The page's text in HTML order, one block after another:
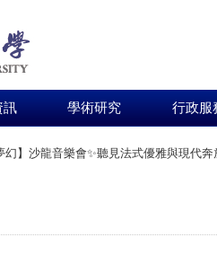
訊 學術研究 行政服
幻】沙龍音樂會✨聽見法式優雅與現代